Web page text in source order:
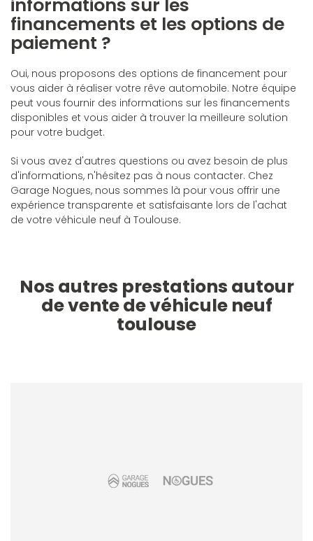
informations sur les
financements et les options de
paiement ?
Oui, nous proposons des options de financement pour
vous aider à réaliser votre rêve automobile. Notre équipe
peut vous fournir des informations sur les financements
disponibles et vous aider à trouver la meilleure solution
pour votre budget.
Si vous avez d'autres questions ou avez besoin de plus
d'informations, n'hésitez pas à nous contacter. Chez
Garage Nogues, nous sommes là pour vous offrir une
expérience transparente et satisfaisante lors de l'achat
de votre véhicule neuf à Toulouse.
Nos autres prestations autour
de vente de véhicule neuf
toulouse